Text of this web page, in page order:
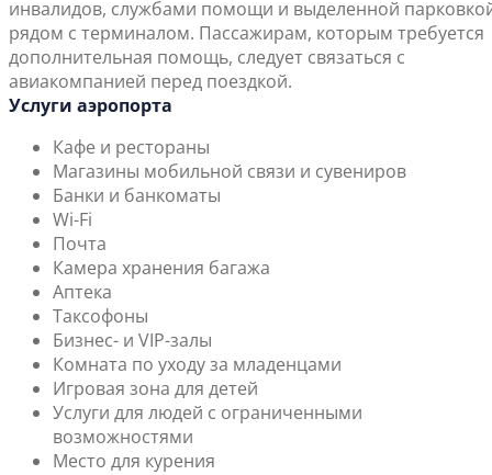
инвалидов, службами помощи и выделенной
рядом с терминалом. Пассажирам, которым требуется
дополнительная помощь, следует связаться с
авиакомпанией перед поездкой.
Услуги аэропорта
Кафе и рестораны
Магазины мобильной связи и сувениров
Банки и банкоматы
Wi-Fi
Почта
Камера хранения багажа
Аптека
Таксофоны
Бизнес- и VIP-залы
Комната по уходу за младенцами
Игровая зона для детей
Услуги для людей с ограниченными
возможностями
Место для курения